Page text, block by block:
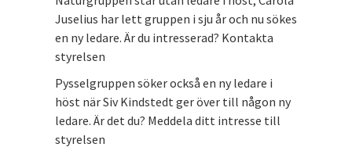
Juselius har lett gruppen i sju år och nu sökes
en ny ledare. Är du intresserad? Kontakta
styrelsen
Pysselgruppen söker också en ny ledare i
höst när Siv Kindstedt ger över till någon ny
ledare. Är det du? Meddela ditt intresse till
styrelsen